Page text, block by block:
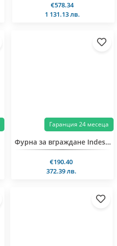
€578.34
1 131.13 лв.
Гаранция 24 месеца
Фурна за вграждане Indesit IB 25RE X
€190.40
372.39 лв.